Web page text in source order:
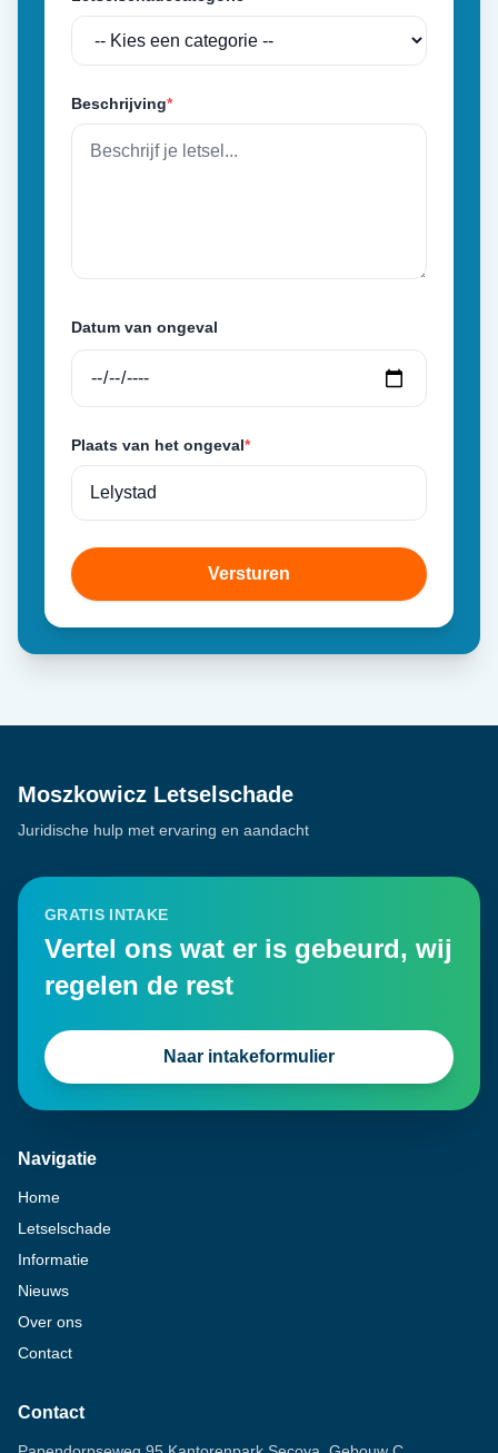
Beschrijving*
Datum van ongeval
Plaats van het ongeval*
Versturen
Moszkowicz Letselschade
Juridische hulp met ervaring en aandacht
GRATIS INTAKE
Vertel ons wat er is gebeurd, wij
regelen de rest
Naar intakeformulier
Navigatie
Home
Letselschade
Informatie
Nieuws
Over ons
Contact
Contact